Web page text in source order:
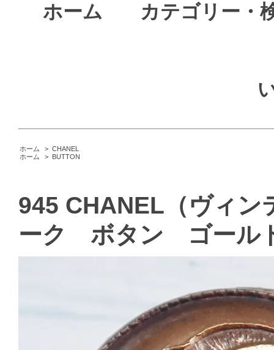
ホーム カテゴリー・
ホーム > CHANEL
ホーム
> BUTTON
945 CHANEL（ヴィ
ーク ボタン ゴール